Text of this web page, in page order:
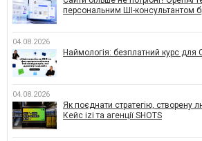
персональним ШІ-консультантом
04.08.2026
Наймологія: безплатний курс для
04.08.2026
Як поєднати стратегію, створену
Кейс izi та агенції SHOTS